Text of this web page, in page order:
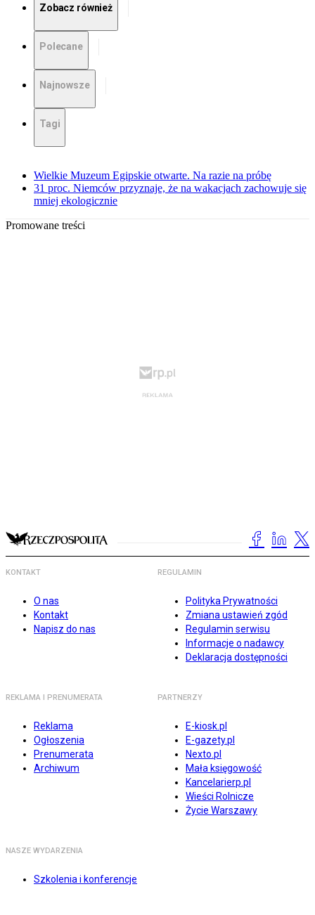
Zobacz również
Polecane
Najnowsze
Tagi
Wielkie Muzeum Egipskie otwarte. Na razie na próbę
31 proc. Niemców przyznaje, że na wakacjach zachowuje się
mniej ekologicznie
Promowane treści
KONTAKT
O nas
Kontakt
Napisz do nas
REGULAMIN
Polityka Prywatności
Zmiana ustawień zgód
Regulamin serwisu
Informacje o nadawcy
Deklaracja dostępności
REKLAMA I PRENUMERATA
Reklama
Ogłoszenia
Prenumerata
Archiwum
PARTNERZY
E-kiosk.pl
E-gazety.pl
Nexto.pl
Mała księgowość
Kancelarierp.pl
Wieści Rolnicze
Życie Warszawy
NASZE WYDARZENIA
Szkolenia i konferencje